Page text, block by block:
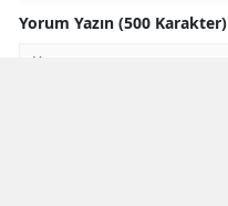
Yorum Yazın (500 Karakter)